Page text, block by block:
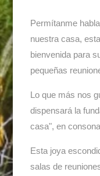
Permítanme
nuestra casa,
bienvenida para
pequeñas
Lo que más nos
dispensará la
casa", en
Esta joya
salas de